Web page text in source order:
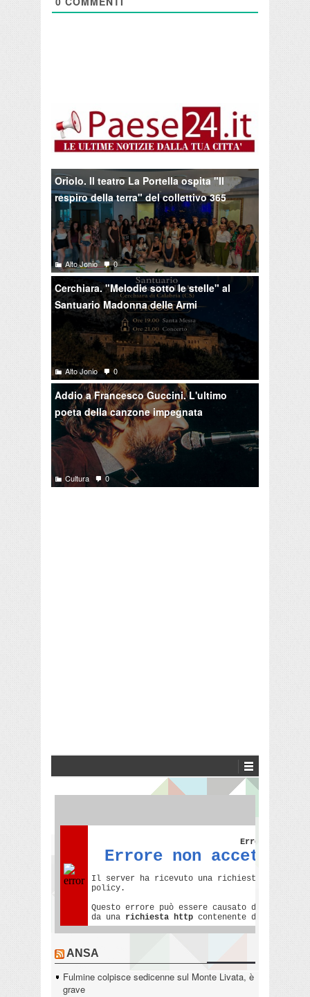
Oriolo. Il teatro La Portella ospita "Il
respiro della terra" del collettivo 365
Alto Jonio 0
Cerchiara. "Melodie sotto le stelle" al
Santuario Madonna delle Armi
Alto Jonio 0
Addio a Francesco Guccini. L'ultimo
poeta della canzone impegnata
Cultura 0
ANSA
Fulmine colpisce sedicenne sul Monte Livata, è
grave